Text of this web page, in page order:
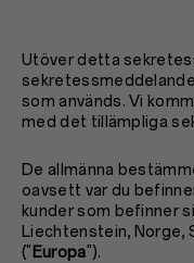
Utöver detta
som används. Vi
med det tillämpliga
De allmänna
oavsett var du
kunder som befinner
Liechtenstein, Norge,
(" Europa").